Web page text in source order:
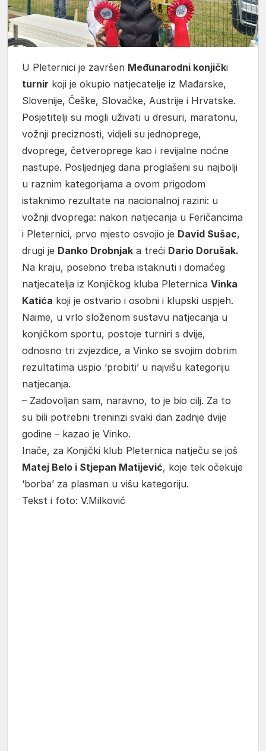
U Pleternici je završen Međunarodni konjički
turnir koji je okupio natjecatelje iz Mađarske,
Slovenije, Češke, Slovačke, Austrije i Hrvatske.
Posjetitelji su mogli uživati u dresuri, maratonu,
vožnji preciznosti, vidjeli su jednoprege,
dvoprege, četveroprege kao i revijalne noćne
nastupe. Posljednjeg dana proglašeni su najbolji
u raznim kategorijama a ovom prigodom
istaknimo rezultate na nacionalnoj razini: u
vožnji dvoprega: nakon natjecanja u Feričancima
i Pleternici, prvo mjesto osvojio je David Sušac,
drugi je Danko Drobnjak a treći Dario Dorušak.
Na kraju, posebno treba istaknuti i domaćeg
natjecatelja iz Konjičkog kluba Pleternica Vinka
Katića koji je ostvario i osobni i klupski uspjeh.
Naime, u vrlo složenom sustavu natjecanja u
konjičkom sportu, postoje turniri s dvije,
odnosno tri zvjezdice, a Vinko se svojim dobrim
rezultatima uspio ‘probiti’ u najvišu kategoriju
natjecanja.
– Zadovoljan sam, naravno, to je bio cilj. Za to
su bili potrebni treninzi svaki dan zadnje dvije
godine – kazao je Vinko.
Inače, za Konjički klub Pleternica natječu se još
Matej Belo i Stjepan Matijević, koje tek očekuje
‘borba’ za plasman u višu kategoriju.
Tekst i foto: V.Milković